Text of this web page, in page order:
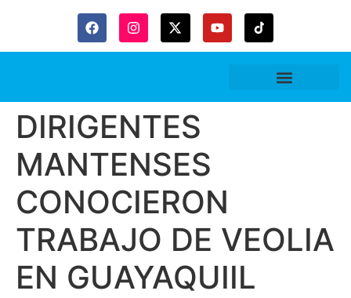
DIRIGENTES
MANTENSES
CONOCIERON
TRABAJO DE VEOLIA
EN GUAYAQUIIL